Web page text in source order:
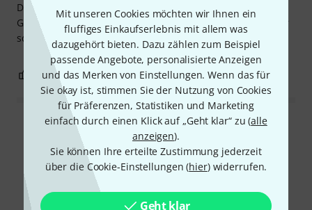
Mit unseren Cookies möchten wir Ihnen ein
fluffiges Einkaufserlebnis mit allem was
dazugehört bieten. Dazu zählen zum Beispiel
passende Angebote, personalisierte Anzeigen
und das Merken von Einstellungen. Wenn das für
Sie okay ist, stimmen Sie der Nutzung von Cookies
für Präferenzen, Statistiken und Marketing
einfach durch einen Klick auf „Geht klar“ zu (alle
anzeigen).
Sie können Ihre erteilte Zustimmung jederzeit
über die Cookie-Einstellungen (hier) widerrufen.
Geht klar
Der Limiter ist als PlugIn derzeit bei mir unter DP10 im
Gebrauch. Aber ich habe vor, das DAW zu wechseln. Daher
schreibe ich jetzt noch keine abschließende Bewertung.
2 BEWERTUNG MELDEN
Alle Bewertungen lesen
Schon gewusst?